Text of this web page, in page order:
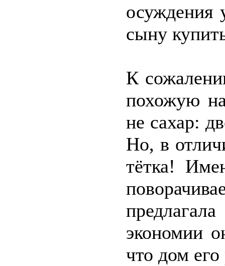
осуждения
сыну
К
похожую
не сахар:
Но, в
тётка!
экономии
что дом